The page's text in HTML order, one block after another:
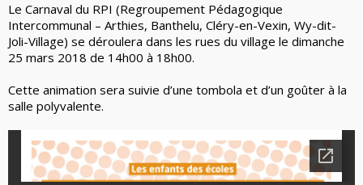
Le Carnaval du RPI (Regroupement Pédagogique
Intercommunal – Arthies, Banthelu, Cléry-en-Vexin, Wy-dit-
Joli-Village) se déroulera dans les rues du village le dimanche
25 mars 2018 de 14h00 à 18h00.
Cette animation sera suivie d’une tombola et d’un goûter à la
salle polyvalente.